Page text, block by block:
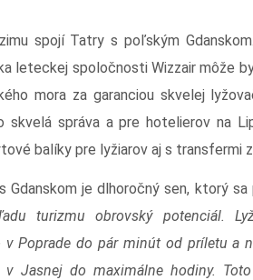
spojí Tatry s poľským
leteckej spoločnosti Wizzair môže
mora za garanciou skvelej
skvelá správa a pre hotelierov na
balíky pre lyžiarov aj s transfermi
Gdanskom je dlhoročný sen, ktorý
turizmu obrovský potenciál.
v Poprade do pár minút od príletu a
v Jasnej do maximálne hodiny.